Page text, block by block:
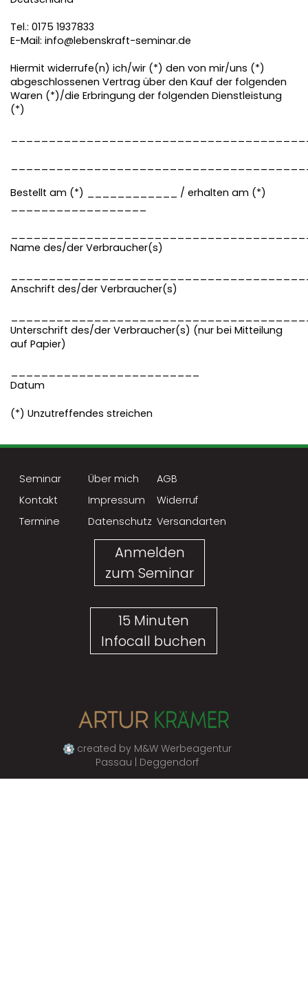
Tel.: 0175 1937833
E-Mail: info@lebenskraft-seminar.de
Hiermit widerrufe(n) ich/wir (*) den von mir/uns (*)
abgeschlossenen Vertrag über den Kauf der folgenden
Waren (*)/die Erbringung der folgenden Dienstleistung
(*)
Bestellt am (*) ____________ / erhalten am (*)
Name des/der Verbraucher(s)
Anschrift des/der Verbraucher(s)
Unterschrift des/der Verbraucher(s) (nur bei Mitteilung
auf Papier)
Datum
(*) Unzutreffendes streichen
Seminar
Kontakt
Termine
Über mich
Impressum
Datenschutz
AGB
Widerruf
Versandarten
Anmelden
zum Seminar
15 Minuten
Infocall buchen
created by M&W Werbeagentur
Passau | Deggendorf